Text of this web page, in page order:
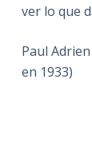
o
ver lo que
Paul
en 1933)